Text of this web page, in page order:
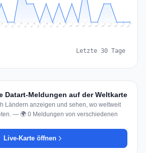
21 Jul 22 Jul 23 Jul 24 Jul 25 Jul 26 Jul 27 Jul 28 Jul 29 Jul 30 Jul 31 Aug 1 Aug 2 Aug 3 Aug 4 Aug 5 Aug 6 Aug 7 Aug 8 Aug 9 Aug 10
Letzte 30 Tage
Datart-Meldungen auf der Weltkarte
Ländern anzeigen und sehen, wo weltweit
— 🌍 0 Meldungen von verschiedenen
Live-Karte öffnen